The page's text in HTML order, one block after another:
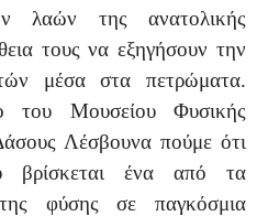
λαών της ανατολικής
τους να εξηγήσουν την
μέσα στα πετρώματα.
Μουσείου Φυσικής
Λέσβουνα πούμε ότι
βρίσκεται ένα από τα
φύσης σε παγκόσμια